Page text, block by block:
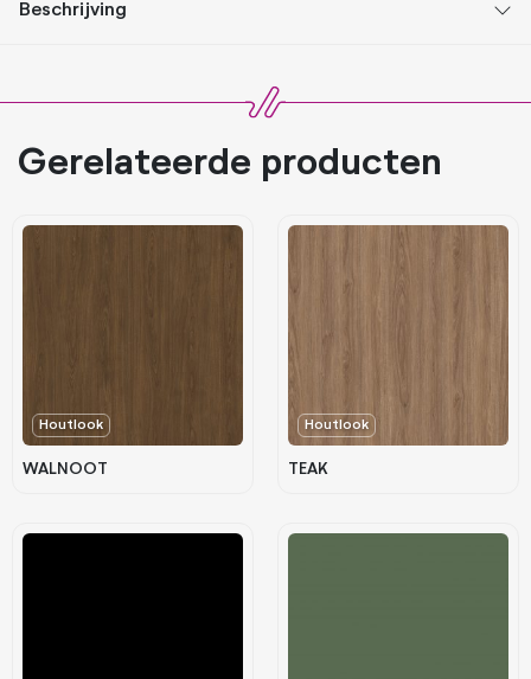
Beschrijving
Gerelateerde producten
Houtlook
WALNOOT
Houtlook
TEAK